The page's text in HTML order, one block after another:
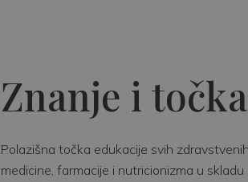
Znanje i točka
Polazišna točka edukacije svih
medicine, farmacije i nutricionizma u